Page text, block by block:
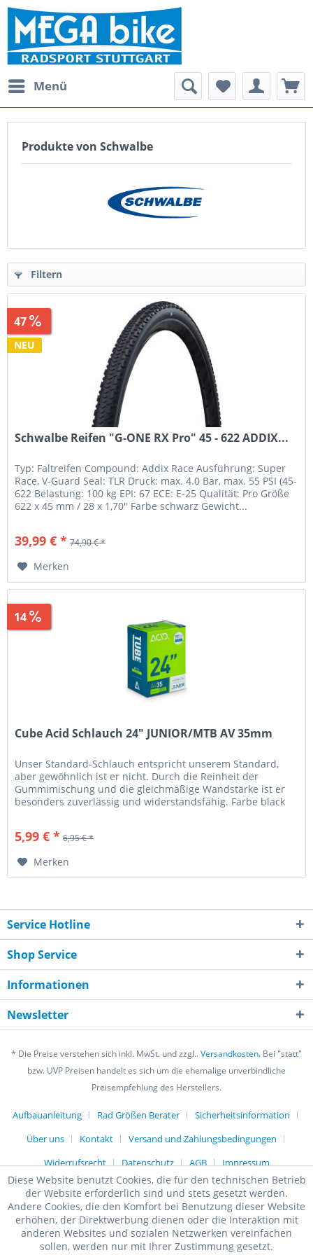
Menü
Produkte von Schwalbe
Filtern
47
NEU
Schwalbe Reifen "G-ONE RX Pro" 45 - 622 ADDIX...
Typ: Faltreifen Compound: Addix Race Ausführung: Super
Race, V-Guard Seal: TLR Druck: max. 4.0 Bar, max. 55 PSI (45-
622 Belastung: 100 kg EPI: 67 ECE: E-25 Qualität: Pro Größe
622 x 45 mm / 28 x 1,70" Farbe schwarz Gewicht...
39,99 € * 74,90 € *
Merken
14
Cube Acid Schlauch 24" JUNIOR/MTB AV 35mm
Unser Standard-Schlauch entspricht unserem Standard,
aber gewöhnlich ist er nicht. Durch die Reinheit der
Gummimischung und die gleichmäßige Wandstärke ist er
besonders zuverlässig und widerstandsfähig. Farbe black
5,99 € * 6,95 € *
Merken
Service Hotline
Shop Service
Informationen
Newsletter
* Die Preise verstehen sich inkl. MwSt. und zzgl..Versandkosten. Bei "statt"
bzw. UVP Preisen handelt es sich um die ehemalige unverbindliche
Preisempfehlung des Herstellers.
Aufbauanleitung Rad Größen Berater
Sicherheitsinformation
Über uns
Kontakt
Versand und Zahlungsbedingungen
Widerrufsrecht
Datenschutz AGB Impressum
Diese Website benutzt Cookies, die für den technischen Betrieb
der Website erforderlich sind und stets gesetzt werden.
Andere Cookies, die den Komfort bei Benutzung dieser Website
erhöhen, der Direktwerbung dienen oder die Interaktion mit
anderen Websites und sozialen Netzwerken vereinfachen
sollen, werden nur mit Ihrer Zustimmung gesetzt.